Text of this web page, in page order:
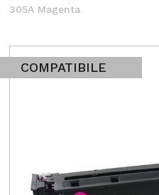
305A Magenta
COMPATIBILE